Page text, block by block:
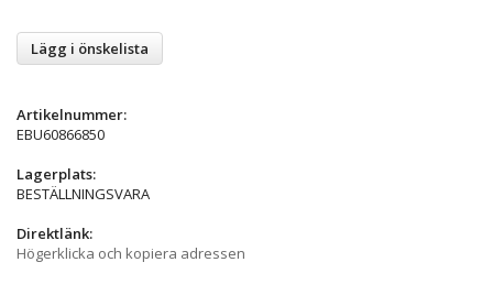
Lägg i önskelista
Artikelnummer:
EBU60866850
Lagerplats:
BESTÄLLNINGSVARA
Direktlänk:
Högerklicka och kopiera adressen